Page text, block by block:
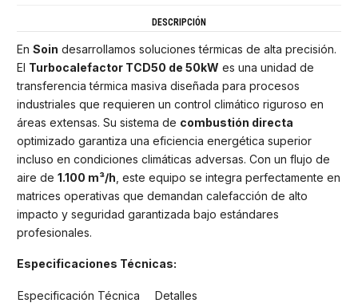
DESCRIPCIÓN
En Soin desarrollamos soluciones térmicas de alta precisión.
El Turbocalefactor TCD50 de 50kW es una unidad de
transferencia térmica masiva diseñada para procesos
industriales que requieren un control climático riguroso en
áreas extensas. Su sistema de combustión directa
optimizado garantiza una eficiencia energética superior
incluso en condiciones climáticas adversas. Con un flujo de
aire de 1.100 m³/h, este equipo se integra perfectamente en
matrices operativas que demandan calefacción de alto
impacto y seguridad garantizada bajo estándares
profesionales.
Especificaciones Técnicas:
Especificación Técnica
Detalles